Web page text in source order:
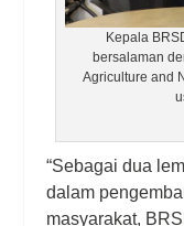
Kepala
bersalaman
Agriculture and
“Sebagai dua
dalam
masyarakat,